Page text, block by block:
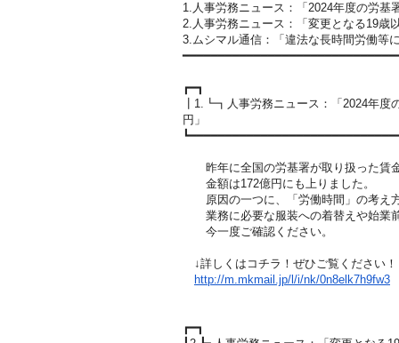
1.人事労務ニュース：「2024年度の労基
2.人事労務ニュース：「変更となる19歳
3.ムシマル通信：「違法な長時間労働等
━━━━━━━━━━━━━━━━━━━━━━━━━━━━━━
┏━┓
┃1.┗┓人事労務ニュース：「2024年度
円」
┗━━━━━━━━━━━━━━━━━━━━━━━━━━━━━
昨年に全国の労基署が取り扱った賃
金額は172億円にも上りました。
原因の一つに、「労働時間」の考え
業務に必要な服装への着替えや始業
今一度ご確認ください。
↓詳しくはコチラ！ぜひご覧ください！
http://m.mkmail.jp/l/i/nk/0n8e lk7h9fw3
┏━┓